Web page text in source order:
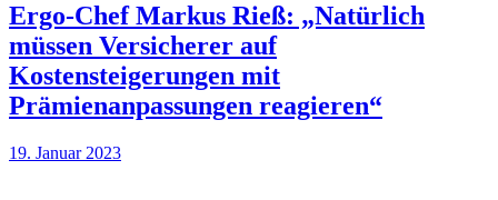
Ergo-Chef Markus Rieß: „Natürlich
müssen Versicherer auf
Kostensteigerungen mit
Prämienanpassungen reagieren“
19. Januar 2023